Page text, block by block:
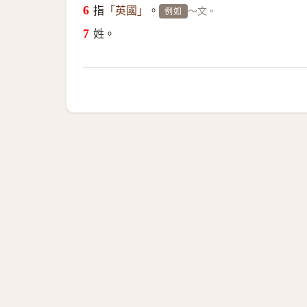
指 「英國」 。 例如 ～文。
姓。